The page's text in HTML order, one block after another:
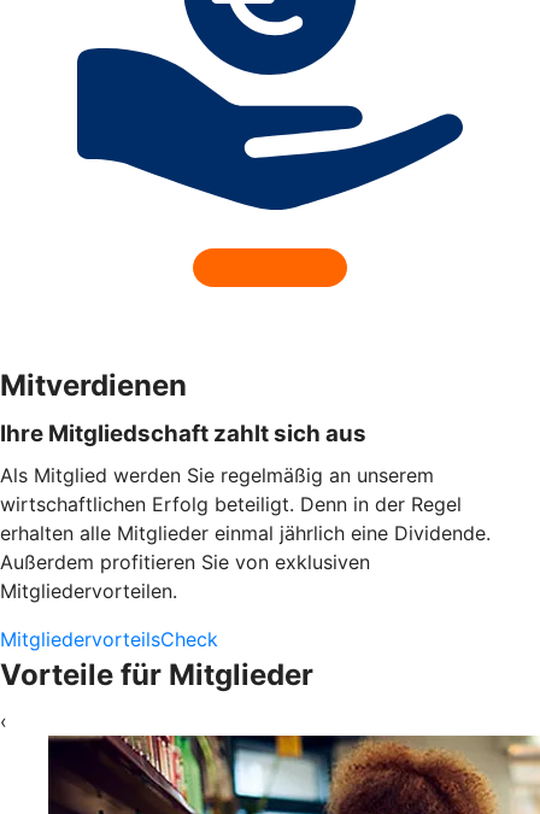
Mitverdienen
Ihre Mitgliedschaft zahlt sich aus
Als Mitglied werden Sie regelmäßig an unserem
wirtschaftlichen Erfolg beteiligt. Denn in der Regel
erhalten alle Mitglieder einmal jährlich eine Dividende.
Außerdem profitieren Sie von exklusiven
Mitgliedervorteilen.
MitgliedervorteilsCheck
Vorteile für Mitglieder
‹